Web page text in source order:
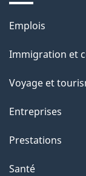
l
a
p
a
g
e
Thèmes
sujets
Emplois
Immigration et
Voyage et
Entreprises
Prestations
Santé